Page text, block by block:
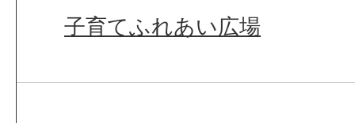
子育てふれあい広場